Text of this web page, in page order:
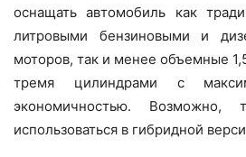
оснащать автомобиль как
литровыми бензиновыми и
моторов, так и менее объемные
тремя цилиндрами с
экономичностью. Возможно,
использоваться в гибридной